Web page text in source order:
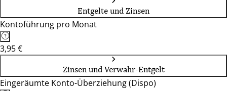
Entgelte und Zinsen
Kontoführung pro Monat
3,95 €
Zinsen und Verwahr-Entgelt
Eingeräumte Konto-Überziehung (Dispo)